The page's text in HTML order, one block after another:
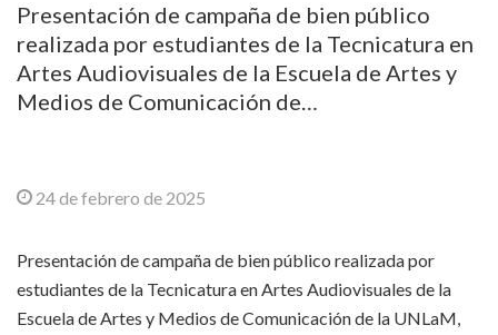
Presentación de campaña de bien público
realizada por estudiantes de la Tecnicatura en
Artes Audiovisuales de la Escuela de Artes y
Medios de Comunicación de…
24 de febrero de 2025
Presentación de campaña de bien público realizada por
estudiantes de la Tecnicatura en Artes Audiovisuales de la
Escuela de Artes y Medios de Comunicación de la UNLaM,